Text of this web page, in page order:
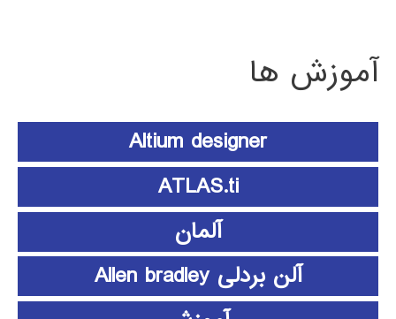
آموزش ها
Altium designer
ATLAS.ti
آلمان
آلن بردلی Allen bradley